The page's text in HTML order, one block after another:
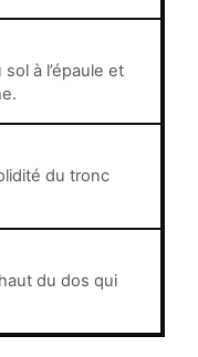
à l’épaule et
du tronc
du dos qui